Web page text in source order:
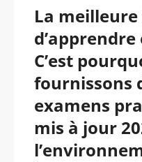
La meilleure
C’est
fournissons
examens
mis à jour